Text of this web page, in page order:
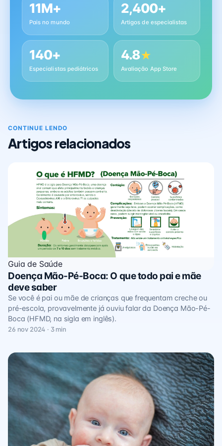
11M+
Pais no mundo
2,400+
Artigos de especialistas
140+
Especialistas pediátricos
4.8★
Avaliação App Store
CONTINUE LENDO
Artigos relacionados
Guia de Saúde
Doença Mão-Pé-Boca: O que todo pai e mãe
deve saber
Se você é pai ou mãe de crianças que frequentam creche ou
pré-escola, provavelmente já ouviu falar da Doença Mão-Pé-
Boca (HFMD, na sigla em inglês).
26 nov 2024 · 3 min